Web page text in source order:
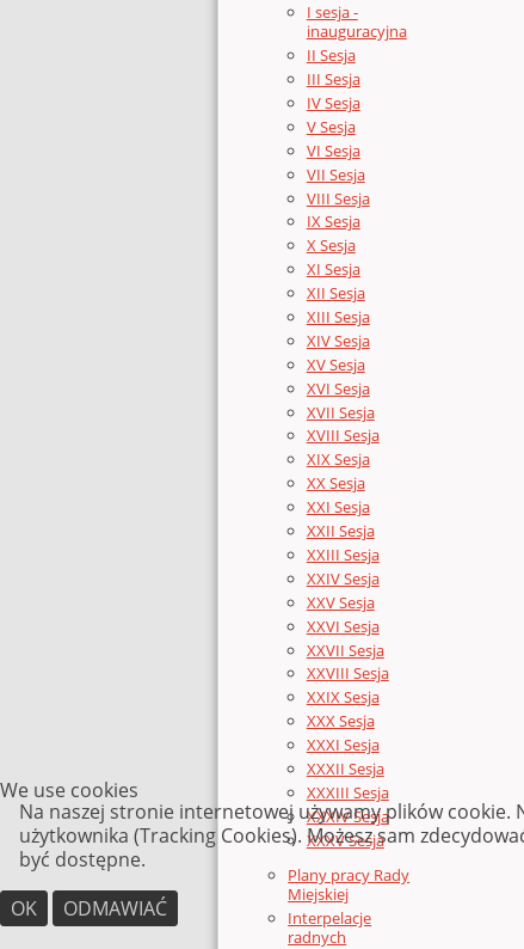
I sesja -
inauguracyjna
II Sesja
III Sesja
IV Sesja
V Sesja
VI Sesja
VII Sesja
VIII Sesja
IX Sesja
X Sesja
XI Sesja
XII Sesja
XIII Sesja
XIV Sesja
XV Sesja
XVI Sesja
XVII Sesja
XVIII Sesja
XIX Sesja
XX Sesja
XXI Sesja
XXII Sesja
XXIII Sesja
XXIV Sesja
XXV Sesja
XXVI Sesja
XXVII Sesja
XXVIII Sesja
XXIX Sesja
XXX Sesja
XXXI Sesja
XXXII Sesja
XXXIII Sesja
XXXIV Sesja
XXXV Sesja
Plany pracy Rady
Miejskiej
Interpelacje
radnych
We use cookies
Na naszej stronie internetowej używamy plików
użytkownika (Tracking Cookies). Możesz sam
być dostępne.
OK
ODMAWIAĆ